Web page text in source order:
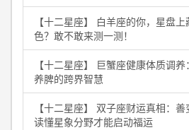
【十二星座】 白羊座的你，星盘
色？敢不敢来测一测！
【十二星座】 巨蟹座健康体质调
养脾的跨界智慧
【十二星座】 双子座财运真相：善
读懂星象分野才能启动福运